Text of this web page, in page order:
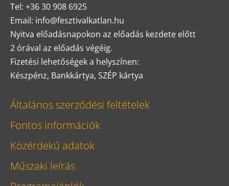
Tel: +36 30 908 6925
Email: info@fesztivalkatlan.hu
Nyitva előadásnapokon az előadás kezdete előtt
2 órával az előadás végéig.
Fizetési lehetőségek a helyszínen:
Készpénz, Bankkártya, SZÉP kártya
Általános szerződési feltételek
Fontos információk
Közérdekű adatok
Műszaki leírás